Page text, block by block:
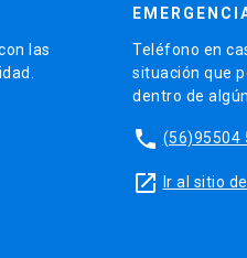
las
Teléfono en
situación que
dentro de
phone (56)95504
launch Ir al sitio